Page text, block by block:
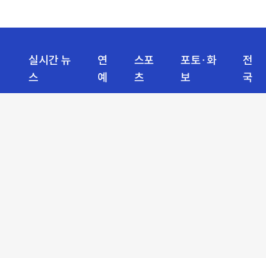
실시간 뉴
스
연
예
스포
츠
포토·화
보
전
국